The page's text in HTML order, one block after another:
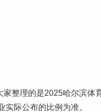
家整理的是2025哈尔滨体
实际公布的比例为准。